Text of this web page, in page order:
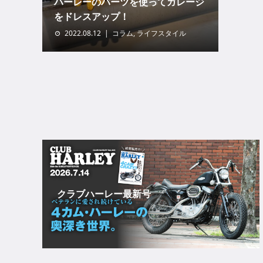
をドレスアップ！
2022.08.12 コラム,ライフスタイル
クラブハーレー最新号